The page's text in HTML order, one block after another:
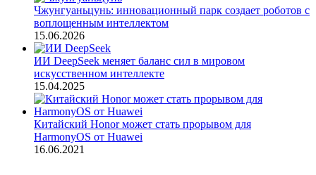
Чжунгуаньцунь: инновационный парк создает роботов с
воплощенным интеллектом
15.06.2026
ИИ DeepSeek меняет баланс сил в мировом
искусственном интеллекте
15.04.2025
Китайский Honor может стать прорывом для
HarmonyOS от Huawei
16.06.2021